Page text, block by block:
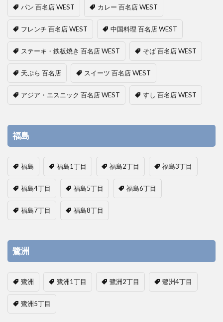
パン 百名店 WEST カレー 百名店 WEST
フレンチ 百名店 WEST 中国料理 百名店 WEST
ステーキ・鉄板焼き 百名店 WEST そば 百名店 WEST
天ぷら 百名店 スイーツ 百名店 WEST
アジア・エスニック 百名店 WEST すし 百名店 WEST
福島
福島 福島1丁目 福島2丁目 福島3丁目
福島4丁目 福島5丁目 福島6丁目
福島7丁目 福島8丁目
鷺洲
鷺洲 鷺洲1丁目 鷺洲2丁目 鷺洲4丁目
鷺洲5丁目